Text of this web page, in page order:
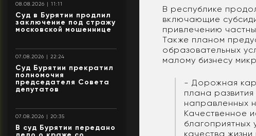
08.08.2026 | 11:11
Суд в Бурятии продлил
заключение под стражу
московской мошеннице
07.08.2026 | 22:24
Суд Бурятии прекратил
полномочия
председателя Совета
депутатов
07.08.2026 | 20:35
В суд Бурятии передано
В республике
включающие
привлечению
Также планом
образовательных
малому бизнесу
- Дорожная
плана
направленных
Качественное
благоприятных
качества